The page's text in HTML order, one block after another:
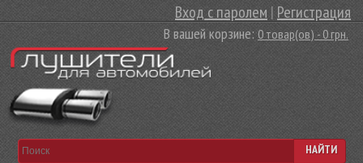
Вход с паролем |Регистрация
В вашей корзине:0 товар(ов) - 0 грн.
НАЙТИ